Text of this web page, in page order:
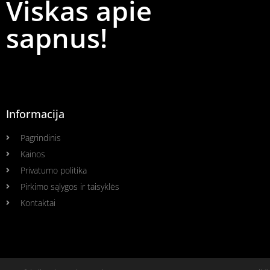
Viskas apie
sapnus!
Informacija
Pagrindinis
Kainos
Privatumo politika
Pirkimo sąlygos ir taisyklės
Kontaktai